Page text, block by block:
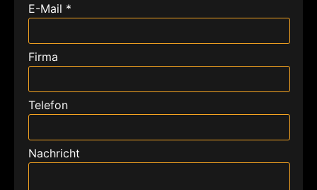
E-Mail *
Firma
Telefon
Nachricht